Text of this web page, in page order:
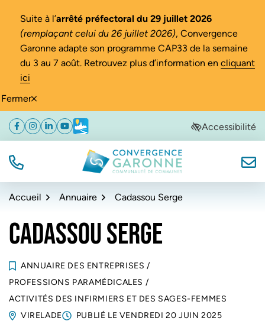
Fermer
Suite à l’arrêté préfectoral du 29 juillet 2026
(remplaçant celui du 26 juillet 2026), Convergence
Garonne adapte son programme CAP33 de la semaine
du 3 au 7 août. Retrouvez plus d’information en cliquant
ici
Aller
navigation
Aller
au
Aller
au
de
Facebook
(ouverture dans un nouvel onglet)
Instagram
(ouverture dans un nouvel onglet)
Linkedin
(ouverture dans un nouvel onglet)
YouTube
(ouverture dans un nouvel onglet)
Météo
(ouverture dans un nouvel onglet)Accessibilité
TÉL. Convergence Garonne
Accueil Annuaire Cadassou Serge
CADASSOU SERGE
ANNUAIRE DES ENTREPRISES /
PROFESSIONS PARAMÉDICALES /
ACTIVITÉS DES INFIRMIERS ET DES SAGES-FEMMES
VIRELADE
PUBLIÉ LE VENDREDI 20 JUIN 2025